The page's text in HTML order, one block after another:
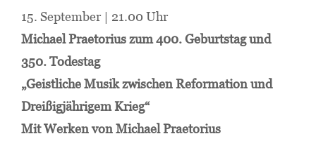
15. September | 21.00 Uhr
Michael Praetorius zum 400. Geburtstag und
350. Todestag
„Geistliche Musik zwischen Reformation und
Dreißigjährigem Krieg“
Mit Werken von Michael Praetorius